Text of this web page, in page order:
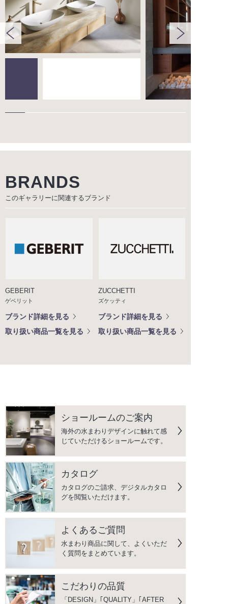
BRANDS
このギャラリーに関連するブランド
GEBERIT
ゲベリット
ブランド詳細を見る
取り扱い商品一覧を見る
ZUCCHETTI
ズケッティ
ブランド詳細を見る
取り扱い商品一覧を見る
ショールームのご案内
海外の水まわりデザインに触れて感
じていただけるショールームです。
カタログ
カタログのご請求、デジタルカタロ
グを閲覧いただけます。
よくあるご質問
水まわり商品に関して、よくいただ
く質問をまとめています。
こだわりの品質
「DESIGN」｢QUALITY」｢AFTER